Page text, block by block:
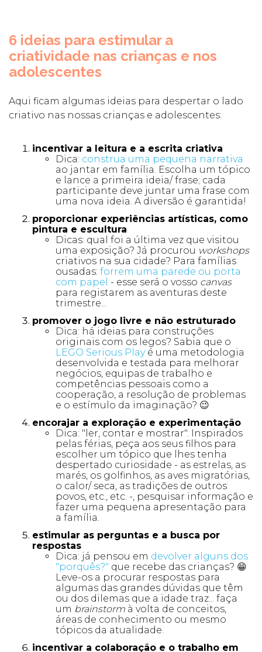
6 ideias para estimular a
criatividade nas crianças e nos
adolescentes
Aqui ficam algumas ideias para despertar o lado
criativo nas nossas crianças e adolescentes:
incentivar a leitura e a escrita criativa
Dica: construa uma pequena narrativa
ao jantar em família. Escolha um tópico
e lance a primeira ideia/ frase; cada
participante deve juntar uma frase com
uma nova ideia. A diversão é garantida!
proporcionar experiências artísticas, como
pintura e escultura
Dicas: qual foi a última vez que visitou
uma exposição? Já procurou workshops
criativos na sua cidade? Para famílias
ousadas: forrem uma parede ou porta
com papel - esse será o vosso canvas
para registarem as aventuras deste
trimestre...
promover o jogo livre e não estruturado
Dica: há ideias para construções
originais com os legos? Sabia que o
LEGO Serious Playé uma metodologia
desenvolvida e testada para melhorar
negócios, equipas de trabalho e
competências pessoais como a
cooperação, a resolução de problemas
e o estímulo da imaginação? 😉
encorajar a exploração e experimentação
Dica: "ler, contar e mostrar". Inspirados
pelas férias, peça aos seus filhos para
escolher um tópico que lhes tenha
despertado curiosidade - as estrelas, as
marés, os golfinhos, as aves migratórias,
o calor/ seca, as tradições de outros
povos, etc., etc. -, pesquisar informação e
fazer uma pequena apresentação para
a família.
estimular as perguntas e a busca por
respostas
Dica: já pensou em devolver alguns dos
"porquês?" que recebe das crianças? 😁
Leve-os a procurar respostas para
algumas das grandes dúvidas que têm
ou dos dilemas que a idade traz... faça
um brainstorm à volta de conceitos,
áreas de conhecimento ou mesmo
tópicos da atualidade.
incentivar a colaboração e o trabalho em